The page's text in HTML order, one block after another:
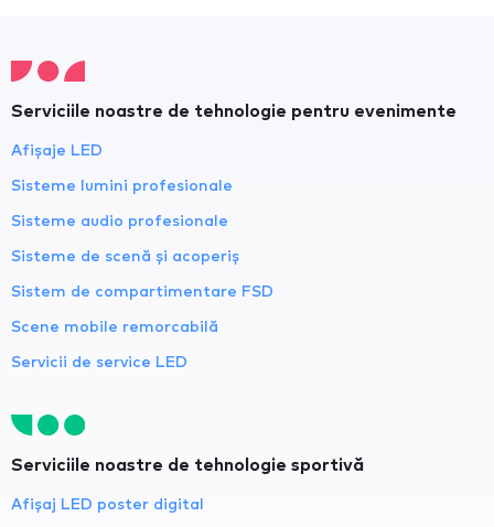
Serviciile noastre de tehnologie pentru evenimente
Afișaje LED
Sisteme lumini profesionale
Sisteme audio profesionale
Sisteme de scenă și acoperiș
Sistem de compartimentare FSD
Scene mobile remorcabilă
Servicii de service LED
Serviciile noastre de tehnologie sportivă
Afișaj LED poster digital